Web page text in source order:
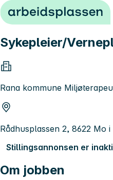
Hopp til innhold
Sykepleier/
Rana kommune
Rådhusplassen 2, 8622 Mo i
Stillingsannonsen er
Om jobben